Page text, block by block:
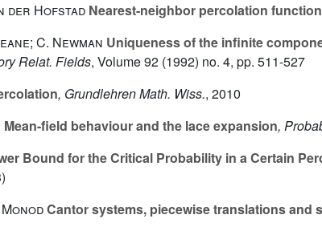
der Hofstad Nearest-neighbor percolation
C. Newman Uniqueness of the infinite
Relat. Fields, Volume 92 (1992) no. 4, pp. 511-527
, Grundlehren Math. Wiss., 2010
Mean-field behaviour and the lace expansion,
Bound for the Critical Probability in a Certain
Cantor systems, piecewise translations and